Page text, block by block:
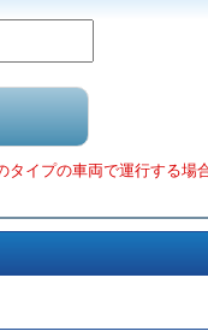
イプの車両で運行する場